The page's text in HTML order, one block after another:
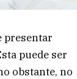
presentar
puede ser
obstante, no